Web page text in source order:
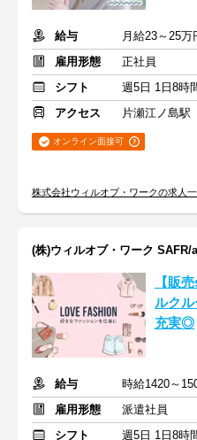
給与
雇用形態
正社員
シフト
週5日 1日8時
アクセス
片瀬江ノ島駅
オンライン面接可
株式会社ウィルオブ・ワークの求人
(株)ウィルオブ・ワーク SAFR/
【販
ルク
充実◎
給与
時給1420～
雇用形態
派遣社員
シフト
週5日 1日8時